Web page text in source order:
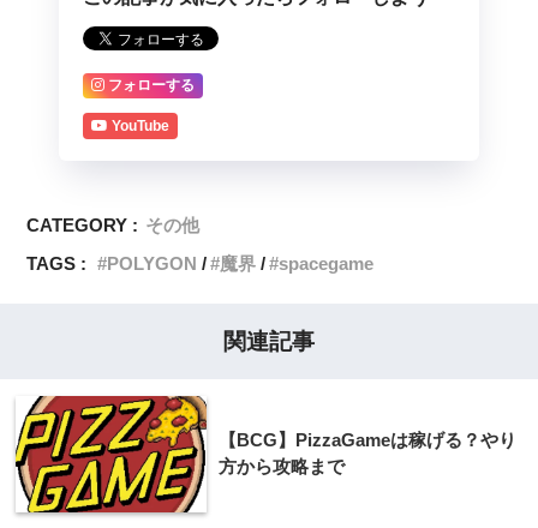
フォローする
YouTube
CATEGORY : その他
TAGS :
POLYGON 魔界 spacegame
関連記事
【BCG】PizzaGameは稼げる？やり
方から攻略まで